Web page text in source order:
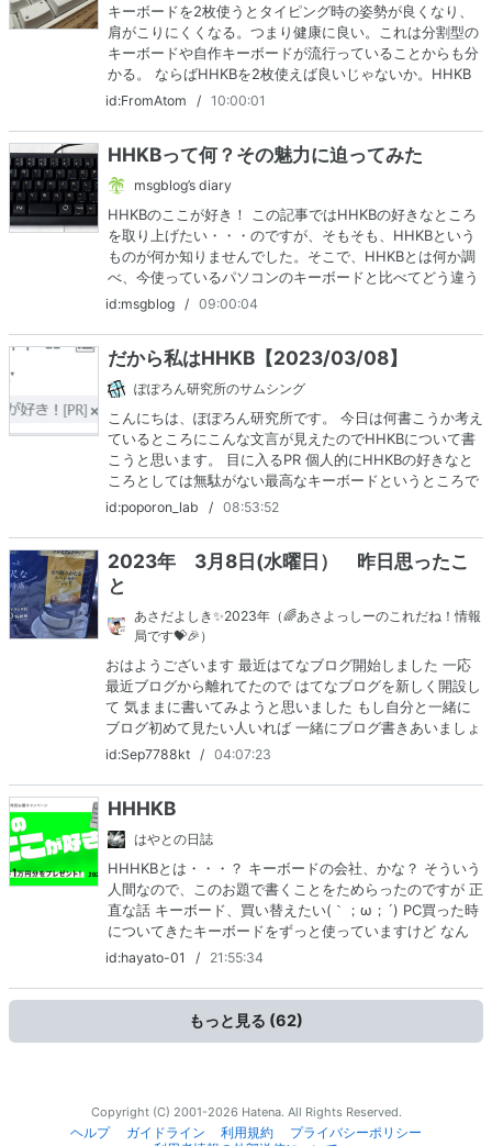
キーボードを2枚使うとタイピング時の姿勢が良くなり、
肩がこりにくくなる。つまり健康に良い。これは分割型の
キーボードや自作キーボードが流行っていることからも分
かる。 ならばHHKBを2枚使えば良いじゃないか。HHKB
は最も使いやすいキーボードであり、最も打鍵感が良いキ
id:FromAtom / 10:00:01
HHKBって何？その魅力に迫ってみた
msgblog’s diary
HHKBのここが好き！ この記事ではHHKBの好きなところ
を取り上げたい・・・のですが、そもそも、HHKBという
ものが何か知りませんでした。そこで、HHKBとは何か調
べ、今使っているパソコンのキーボードと比べてどう違う
のかを書いてみます。 1. HHKBとは？はじめに、HHKBは
id:msgblog / 09:00:04
だから私はHHKB【2023/03/08】
ぽぽろん研究所のサムシング
こんにちは、ぽぽろん研究所です。 今日は何書こうか考え
ているところにこんな文言が見えたのでHHKBについて書
こうと思います。 目に入るPR 個人的にHHKBの好きなと
ころとしては無駄がない最高なキーボードというところで
す。HHKBは自作界隈でいう60%キーボードというサイズ
id:poporon_lab / 08:53:52
2023年 3月8日(水曜日） 昨日思ったこ
と
あさだよしき✨2023年（🌈あさよっしーのこれだね！情報
局です💝🎉）
おはようございます 最近はてなブログ開始しました 一応
最近ブログから離れてたので はてなブログを新しく開設し
て 気ままに書いてみようと思いました もし自分と一緒に
ブログ初めて見たい人いれば 一緒にブログ書きあいましょ
う 可愛いペットの愛用品 アマゾンでも買えます！！
id:Sep7788kt / 04:07:23
HHHKB
はやとの日誌
HHHKBとは・・・？ キーボードの会社、かな？ そういう
人間なので、このお題で書くことをためらったのですが 正
直な話 キーボード、買い替えたい(｀；ω；´) PC買った時
についてきたキーボードをずっと使っていますけど なん
か、良いキーボード無いかなぁって思います なので、これ
id:hayato-01 / 21:55:34
もっと見る (62)
Copyright (C) 2001-2026 Hatena. All Rights Reserved.
ヘルプ
ガイドライン 利用規約
プライバシーポリシー